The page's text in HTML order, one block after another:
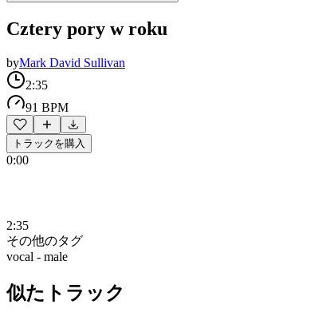
Cztery pory w roku
byMark David Sullivan
2:35
91 BPM
トラックを購入
0:00
2:35
その他のタグ
vocal - male
似たトラック